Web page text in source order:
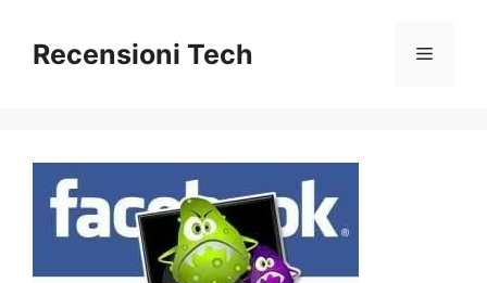
contenuto
Recensioni Tech Menu